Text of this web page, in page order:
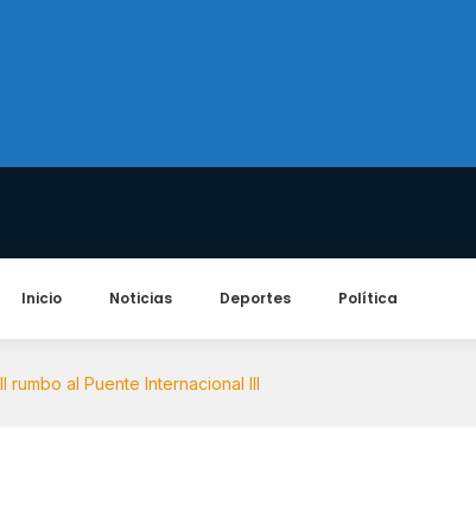
Inicio Noticias Deportes Política
rumbo al Puente Internacional III